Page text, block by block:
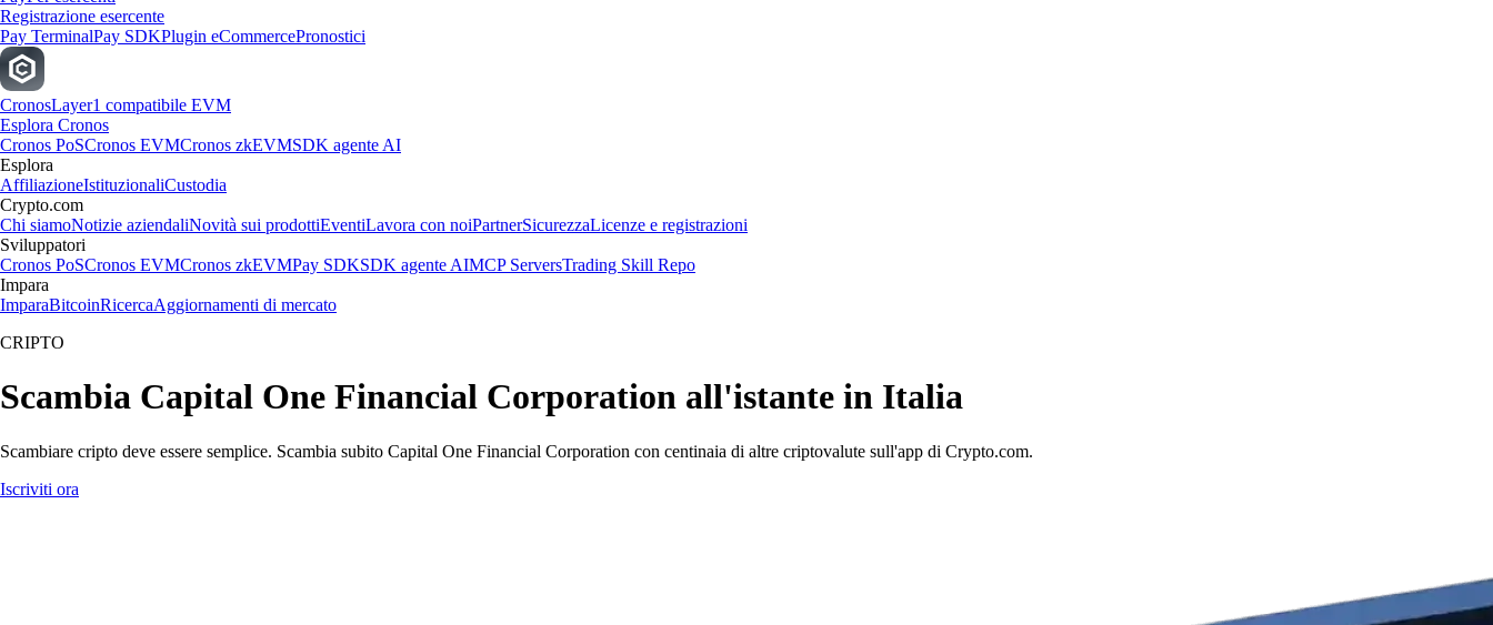
Registrazione esercente
Pay TerminalPay SDKPlugin eCommercePronostici
CronosLayer1 compatibile EVM
Esplora Cronos
Cronos PoSCronos EVMCronos zkEVMSDK agente AI
Esplora
AffiliazioneIstituzionaliCustodia
Crypto.com
Chi siamoNotizie aziendaliNovità sui prodottiEventiLavora con noiPartnerSicurezzaLicenze e registrazioni
Sviluppatori
Cronos PoSCronos EVMCronos zkEVMPay SDKSDK agente AIMCP ServersTrading Skill Repo
Impara
ImparaBitcoinRicercaAggiornamenti di mercato
CRIPTO
Scambia Capital One Financial Corporation all'istante in Italia
Scambiare cripto deve essere semplice. Scambia subito Capital One Financial Corporation con centinaia di altre criptovalute sull'app di Crypto.com.
Iscriviti ora